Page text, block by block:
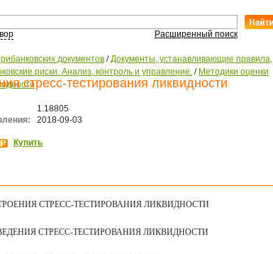
Расширенный поиск
документов /Документы, устанавливающие правила,
риски. Анализ, контроль и управление. / Методики оценки
стресс-тестирования ликвидности
1.18805
2018-09-03
Купить
СТРЕСС-ТЕСТИРОВАНИЯ ЛИКВИДНОСТИ
СТРЕСС-ТЕСТИРОВАНИЯ ЛИКВИДНОСТИ